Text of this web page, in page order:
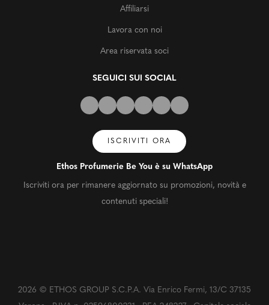
Affiliarsi
Lavora con noi
Area riservata soci
SEGUICI SUI SOCIAL
ISCRIVITI ORA
Ethos Profumerie Be You è su WhatsApp
Iscriviti ora per rimanere aggiornato su promozioni, novità e
contenuti speciali!
2026 © ETHOS GROUP S.C.P.A. Via Enrico Fermi, 13/C 37135